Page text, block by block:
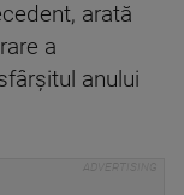
arată
a
anului